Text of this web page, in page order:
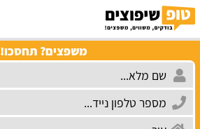
משפצים? תחסכו!